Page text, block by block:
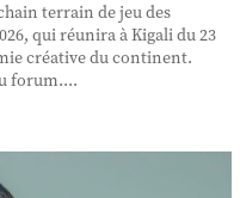
terrain de jeu des
qui réunira à Kigali du 23
créative du continent.
forum....